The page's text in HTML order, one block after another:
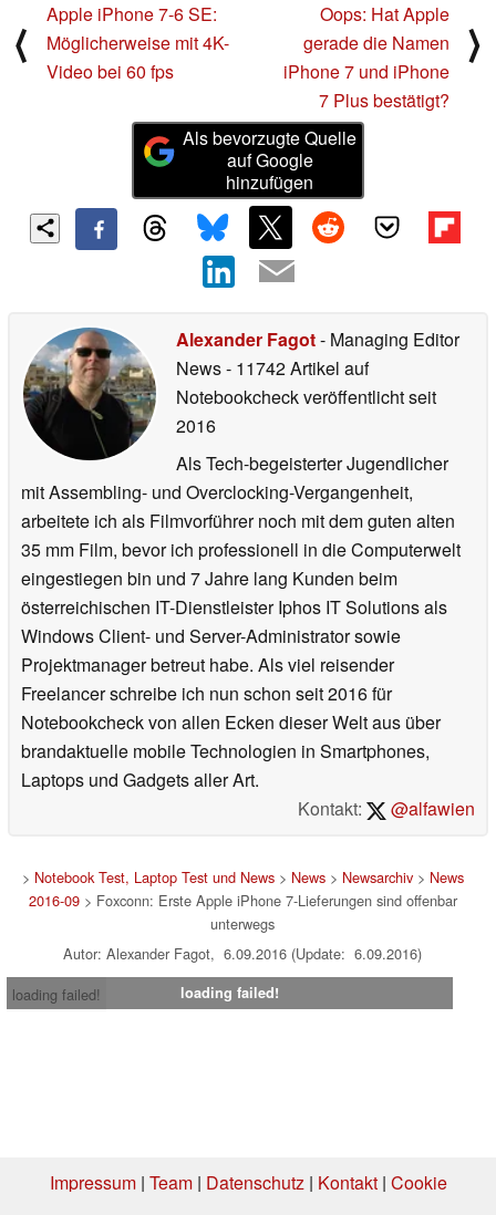
⟨
Apple iPhone 7-6 SE:
Möglicherweise mit 4K-
Video bei 60 fps
Oops: Hat Apple
gerade die Namen
iPhone 7 und iPhone
7 Plus bestätigt?
⟩
Als bevorzugte Quelle
auf Google
hinzufügen
Alexander Fagot- Managing Editor
News- 11742 Artikel auf
Notebookcheck veröffentlichtseit
2016
Als Tech-begeisterter Jugendlicher
mit Assembling- und Overclocking-Vergangenheit,
arbeitete ich als Filmvorführer noch mit dem guten alten
35 mm Film, bevor ich professionell in die Computerwelt
eingestiegen bin und 7 Jahre lang Kunden beim
österreichischen IT-Dienstleister Iphos IT Solutions als
Windows Client- und Server-Administrator sowie
Projektmanager betreut habe. Als viel reisender
Freelancer schreibe ich nun schon seit 2016 für
Notebookcheck von allen Ecken dieser Welt aus über
brandaktuelle mobile Technologien in Smartphones,
Laptops und Gadgets aller Art.
Kontakt:
@alfawien
> Notebook Test, Laptop Test und News> News> Newsarchiv> News
2016-09> Foxconn: Erste Apple iPhone 7-Lieferungen sind offenbar
unterwegs
Autor: Alexander Fagot, 6.09.2016 (Update: 6.09.2016)
loading failed!
loading failed!
Impressum| Team| Datenschutz| Kontakt| Cookie